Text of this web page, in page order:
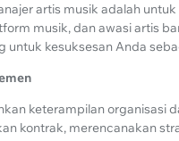
artis musik adalah
musik, dan awasi artis
kesuksesan Anda
keterampilan organisasi
kontrak, merencanakan